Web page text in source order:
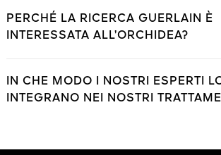
PERCHÉ LA RICERCA GUERLAIN È
INTERESSATA ALL’ORCHIDEA?
IN CHE MODO I NOSTRI ESPERTI
INTEGRANO NEI NOSTRI